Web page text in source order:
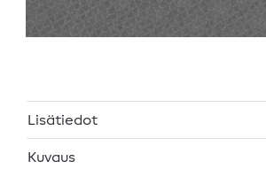
Lisätiedot
Kuvaus